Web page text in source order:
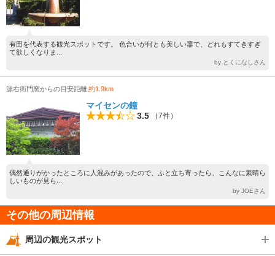
有田を代表する観光スポットです。 色合いが何とも美しい器で、どれもすてきすぎ
て欲しくなりま...
by とくになしさん
源右衛門窯からの目安距離約1.9km
マイセンの鐘
3.5
（7件）
偶然通りがかったところに人混みがあったので、ふと立ち寄ったら、こんなに素晴ら
しいものが見ら...
by JOEさん
その他の周辺情報
周辺の観光スポット